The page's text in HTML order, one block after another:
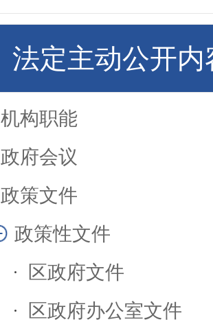
法定主动公开内
机构职能
政府会议
政策文件
政策性文件
区政府文件
区政府办公室文件